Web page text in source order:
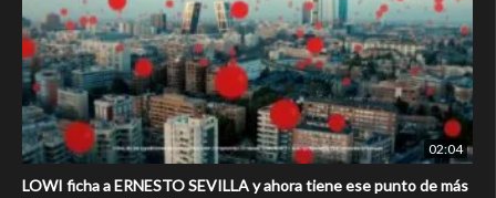
02:04
LOWI ficha a ERNESTO SEVILLA y ahora tiene ese punto de más